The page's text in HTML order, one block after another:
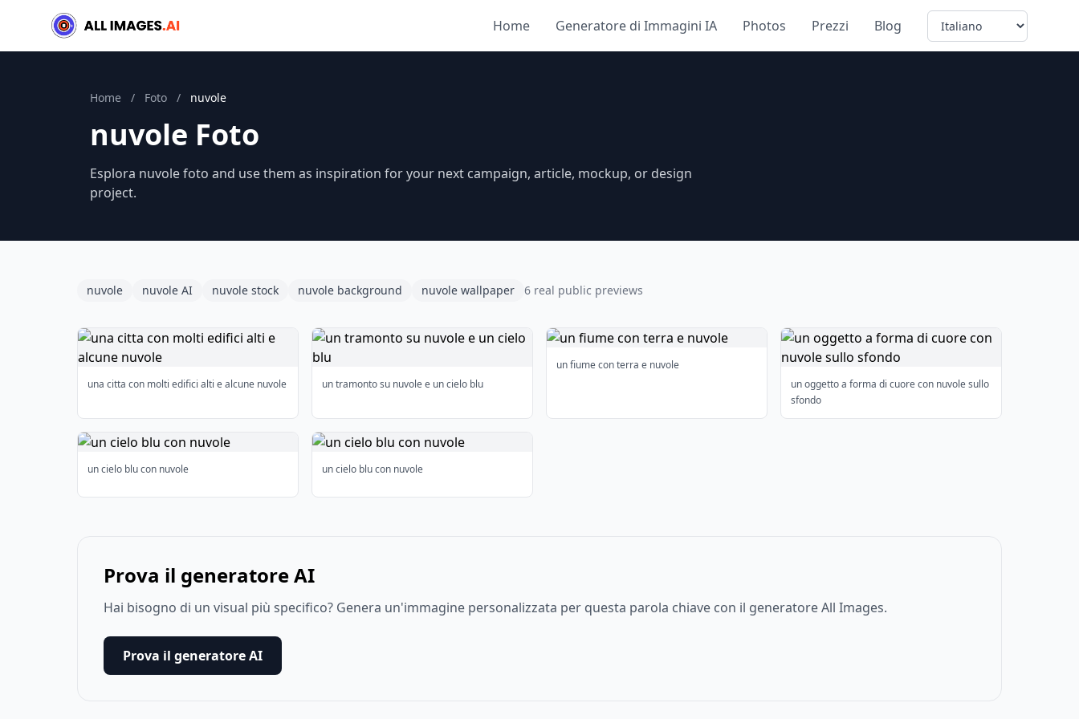
Home Generatore di Immagini IA Photos Prezzi Blog Language
Home / Foto / nuvole
nuvole Foto
Esplora nuvole foto and use them as inspiration for your next campaign, article, mockup, or design
project.
nuvole nuvole AI nuvole stock nuvole background nuvole wallpaper 6 real public previews
una citta con molti edifici alti e alcune nuvole un tramonto su nuvole e un cielo blu
un fiume con terra e nuvole
un oggetto a forma di cuore con nuvole sullo
sfondo
un cielo blu con nuvole un cielo blu con nuvole
Prova il generatore AI
Hai bisogno di un visual più specifico? Genera un'immagine personalizzata per questa parola chiave con il generatore All Images.
Prova il generatore AI